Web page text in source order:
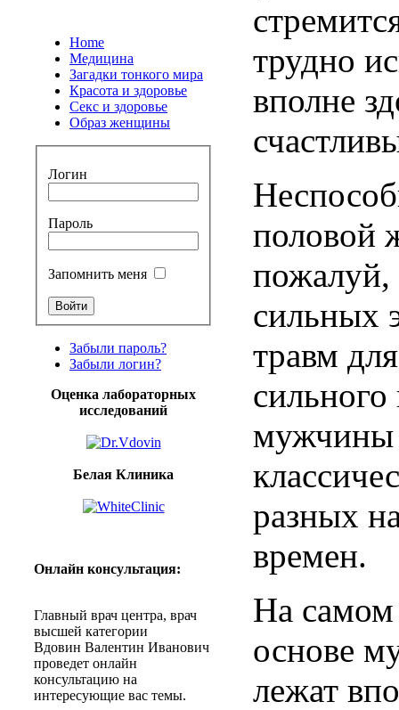
Home
Медицина
Загадки тонкого мира
Красота и здоровье
Секс и здоровье
Образ женщины
Логин
Пароль
Запомнить меня
Забыли пароль?
Забыли логин?
Оценка лабораторных
исследований
Белая Клиника
Онлайн консультация:
Главный врач центра, врач
высшей категории
Вдовин Валентин Иванович
проведет онлайн
консультацию на
интересующие вас темы.
трудно
вполне
половой
пожалуй,
сильных
травм
мужчины
разных
времен.
На самом
основе
лежат